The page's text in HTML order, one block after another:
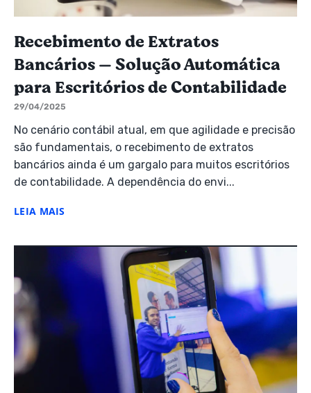
Recebimento de Extratos
Bancários — Solução Automática
para Escritórios de Contabilidade
29/04/2025
No cenário contábil atual, em que agilidade e precisão
são fundamentais, o recebimento de extratos
bancários ainda é um gargalo para muitos escritórios
de contabilidade. A dependência do envi...
LEIA MAIS